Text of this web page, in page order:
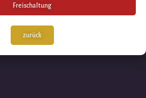
Freischaltung
zurück